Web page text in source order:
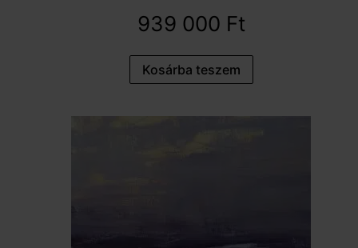
939 000 Ft
Kosárba teszem